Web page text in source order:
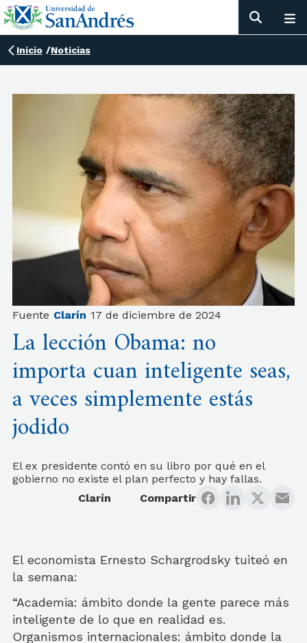
Inicio /Noticias
Fuente Clarín 17 de diciembre de 2024
La lección Obama: no
importa cuan inteligente seas,
a veces simplemente estás
jodido
El ex presidente contó en su libro por qué en el
gobierno no existe el plan perfecto y hay fallas.
Clarín
Compartir
El economista Ernesto Schargrodsky tuiteó en
la semana:
“Academia: ámbito donde la gente parece más
inteligente de lo que en realidad es.
Organismos internacionales: ámbito donde la